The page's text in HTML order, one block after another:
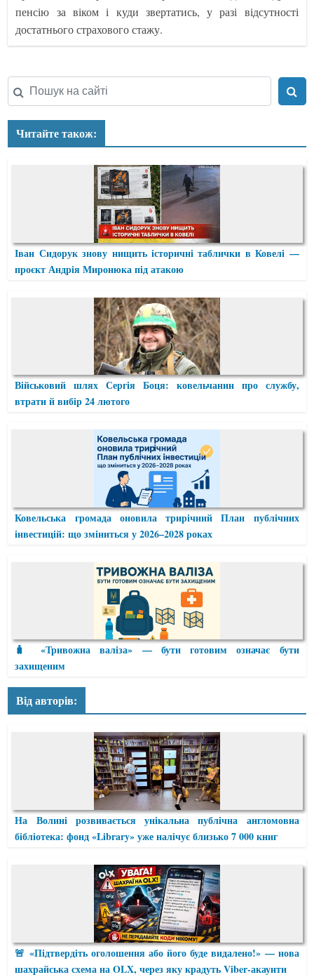
пенсію за віком і куди звертатись, у разі відсутності
достатнього страхового стажу.
Читайте також:
Іван Сидорук знову нищить історичні таблички в Ковелі —
проєкт Андрія Миронюка під атакою
Військовий шлях Сергія Боця: ковельчанин про службу,
втрати й вибір 24 лютого
Ковельська громада оновила трирічний План публічних
інвестицій: що зміниться у 2026–2028 роках
🧳 «Тривожна валіза» — бути готовим означає бути
захищеним
Від авторів:
На Волині розвивається унікальна публічна англомовна
бібліотека: фонд «Library» уже налічує близько 7 000 книг
🚨 «Підтвердіть оголошення або його буде видалено!» — нова
шахрайська схема на OLX, через яку крадуть Viber-акаунти